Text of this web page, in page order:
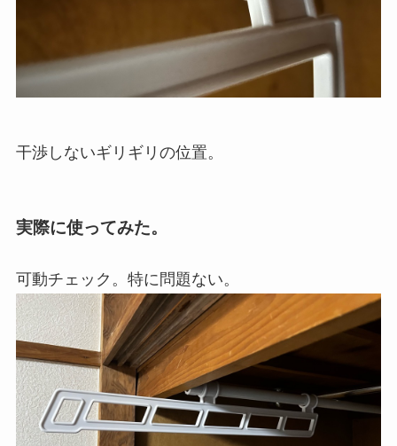
干渉しないギリギリの位置。
実際に使ってみた。
可動チェック。特に問題ない。